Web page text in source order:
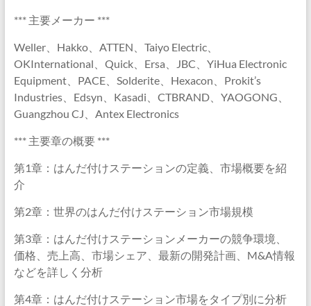
*** 主要メーカー ***
Weller、Hakko、ATTEN、Taiyo Electric、
OKInternational、Quick、Ersa、JBC、YiHua Electronic
Equipment、PACE、Solderite、Hexacon、Prokit’s
Industries、Edsyn、Kasadi、CTBRAND、YAOGONG、
Guangzhou CJ、Antex Electronics
*** 主要章の概要 ***
第1章：はんだ付けステーションの定義、市場概要を紹
介
第2章：世界のはんだ付けステーション市場規模
第3章：はんだ付けステーションメーカーの競争環境、
価格、売上高、市場シェア、最新の開発計画、M&A情報
などを詳しく分析
第4章：はんだ付けステーション市場をタイプ別に分析